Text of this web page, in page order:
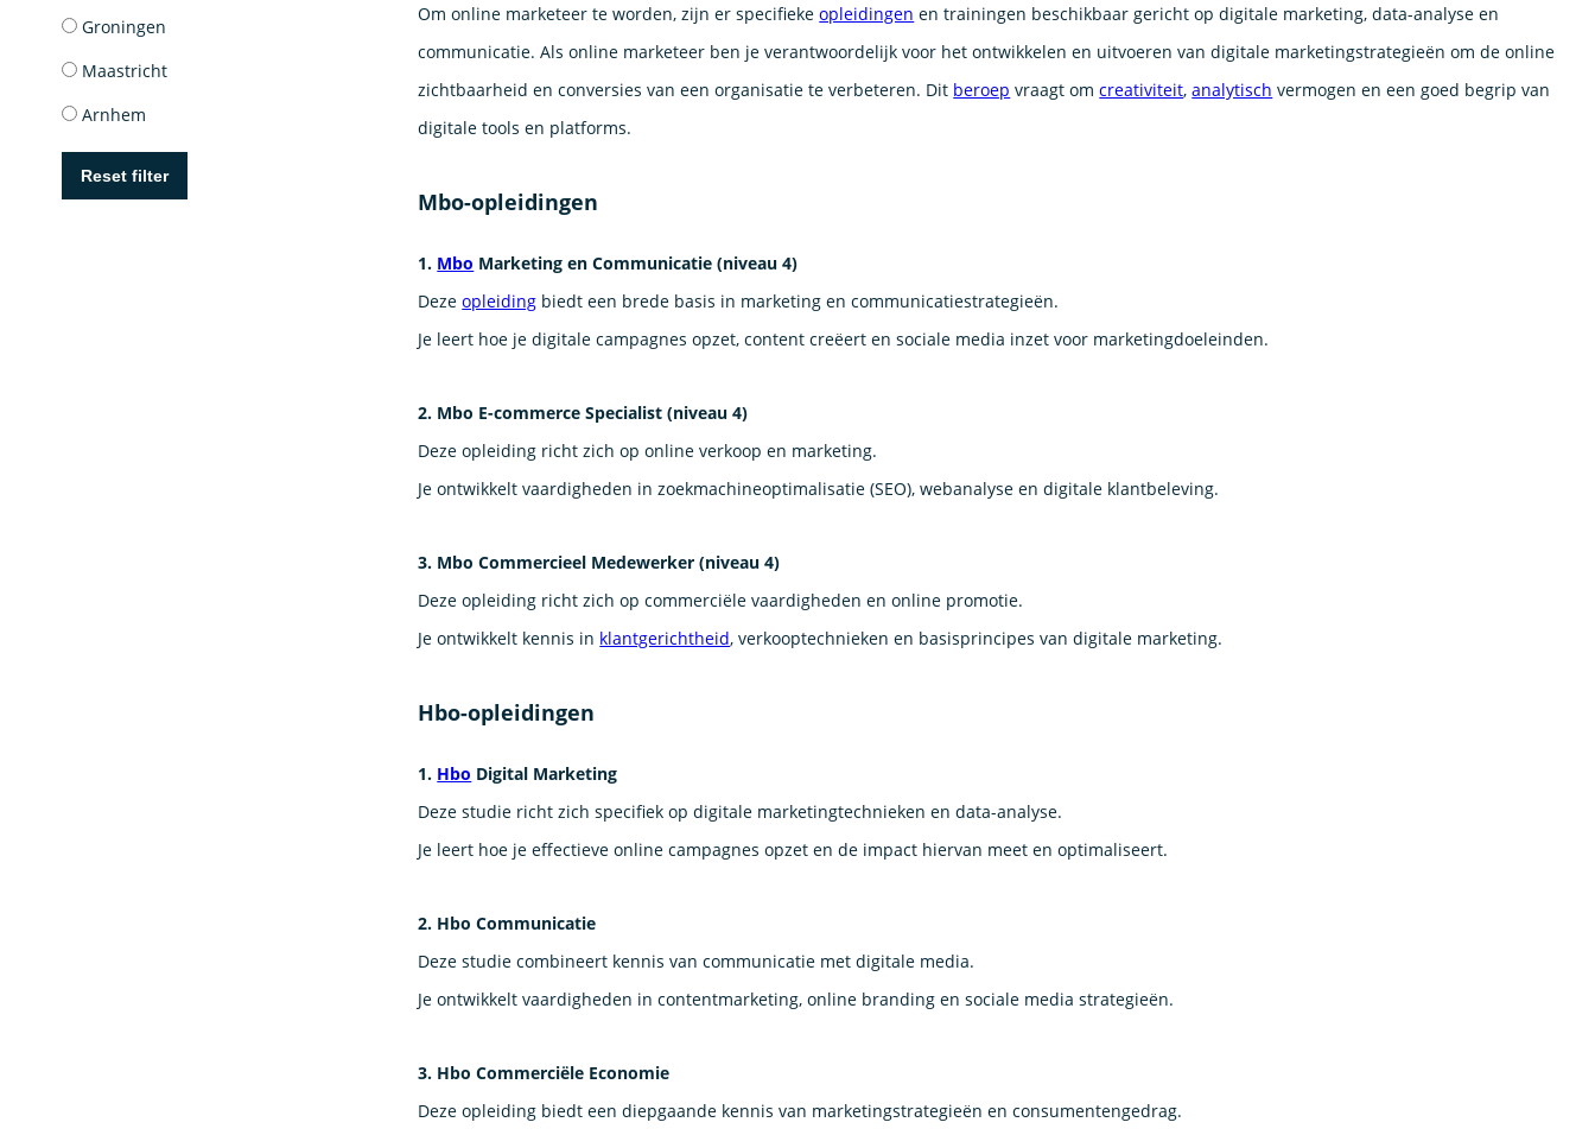
Groningen
Maastricht
Arnhem
Reset filter
Om online marketeer te worden, zijn er specifiekeopleidingen en trainingen beschikbaar gericht op digitale marketing, data-analyse en
communicatie. Als online marketeer ben je verantwoordelijk voor het ontwikkelen en uitvoeren van digitale marketingstrategieën om de online
zichtbaarheid en conversies van een organisatie te verbeteren. Dit beroep vraagt omcreativiteit,analytisch vermogen en een goed begrip van
digitale tools en platforms.
Mbo-opleidingen
1. Mbo Marketing en Communicatie (niveau 4)
Dezeopleiding biedt een brede basis in marketing en communicatiestrategieën.
Je leert hoe je digitale campagnes opzet, content creëert en sociale media inzet voor marketingdoeleinden.
2. Mbo E-commerce Specialist (niveau 4)
Deze opleiding richt zich op online verkoop en marketing.
Je ontwikkelt vaardigheden in zoekmachineoptimalisatie (SEO), webanalyse en digitale klantbeleving.
3. Mbo Commercieel Medewerker (niveau 4)
Deze opleiding richt zich op commerciële vaardigheden en online promotie.
Je ontwikkelt kennis in klantgerichtheid, verkooptechnieken en basisprincipes van digitale marketing.
Hbo-opleidingen
1. Hbo Digital Marketing
Deze studie richt zich specifiek op digitale marketingtechnieken en data-analyse.
Je leert hoe je effectieve online campagnes opzet en de impact hiervan meet en optimaliseert.
2. Hbo Communicatie
Deze studie combineert kennis van communicatie met digitale media.
Je ontwikkelt vaardigheden in contentmarketing, online branding en sociale media strategieën.
3. Hbo Commerciële Economie
Deze opleiding biedt een diepgaande kennis van marketingstrategieën en consumentengedrag.